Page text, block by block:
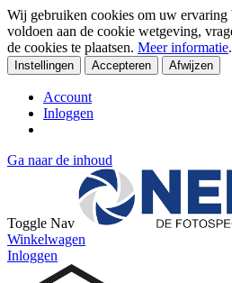
Wij gebruiken cookies om uw ervaring
voldoen aan de cookie wetgeving,
de cookies te plaatsen. Meer informatie.
Instellingen Accepteren Afwijzen
Account
Inloggen
Ga naar de inhoud
Toggle Nav
Winkelwagen
Inloggen